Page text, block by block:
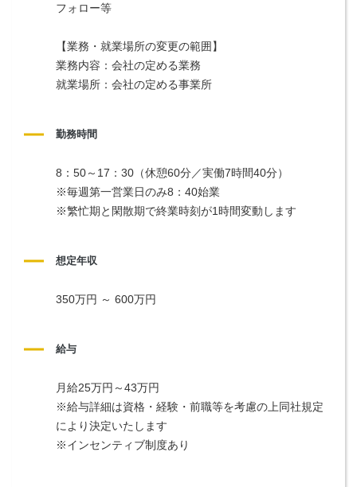
フォロー等
【業務・就業場所の変更の範囲】
業務内容：会社の定める業務
就業場所：会社の定める事業所
勤務時間
8：50～17：30（休憩60分／実働7時間40分）
※毎週第一営業日のみ8：40始業
※繁忙期と閑散期で終業時刻が1時間変動します
想定年収
350万円 ～ 600万円
給与
月給25万円～43万円
※給与詳細は資格・経験・前職等を考慮の上同社規定
により決定いたします
※インセンティブ制度あり